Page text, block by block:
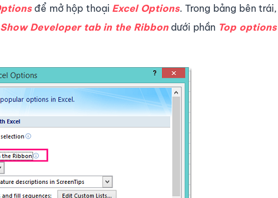
để mở hộp thoại Excel Options. Trong bảng bên trái,
Show Developer tab in the Ribbondưới phần Top options